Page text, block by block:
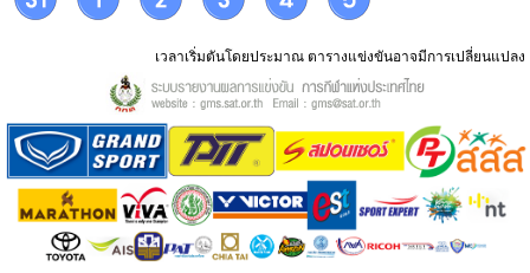
เวลาเริ่มตันโดยประมาณ ตารางแข่งขันอาจมีการเปลี่ยนแปลง